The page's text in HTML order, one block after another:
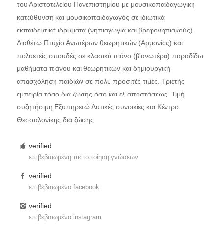
του Αριστοτελείου Πανεπιστημίου με μουσικοπαιδαγωγική
κατεύθυνση και μουσικοπαιδαγωγός σε ιδιωτικά
εκπαιδευτικά ιδρύματα (νηπιαγωγία και βρεφονηπιακούς).
Διαθέτω Πτυχίο Ανωτέρων θεωρητικών (Αρμονίας) και
πολυετείς σπουδές σε κλασικό πιάνο (β'ανωτέρα) παραδίδω
μαθήματα πιάνου και θεωρητικών και δημιουργική
απασχόληση παιδιών σε πολύ προσιτές τιμές. Τριετής
εμπειρία τόσο δια ζώσης όσο και εξ αποστάσεως. Τιμή
συζητήσιμη Εξυπηρετώ Δυτικές συνοικίες και Κέντρο
Θεσσαλονίκης δια ζώσης
verified
επιβεβαιωμένη πιστοποίηση γνώσεων
verified
επιβεβαιωμένο facebook
verified
επιβεβαιωμένο instagram